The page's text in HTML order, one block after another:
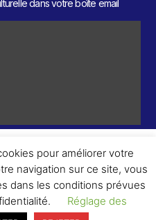
dans votre boîte email
Tous droits réservés.
pour améliorer votre
navigation sur ce site, vous
dans les conditions prévues
Réglage des